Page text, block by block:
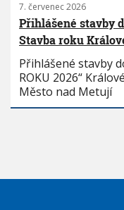
7. červenec 2026
Přihlášené stavby
Stavba roku
Přihlášené stavby
ROKU 2026“
Město nad Metují